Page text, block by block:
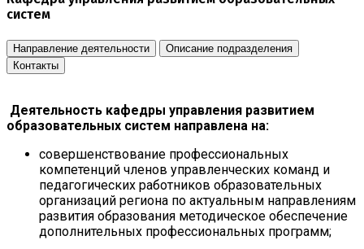
систем
Направление деятельности
Описание подразделения
Контакты
Деятельность кафедры управления развитием
образовательных систем направлена на:
совершенствование профессиональных
компетенций членов управленческих команд и
педагогических работников образовательных
организаций региона по актуальным направлениям
развития образования методическое обеспечение
дополнительных профессиональных программ;